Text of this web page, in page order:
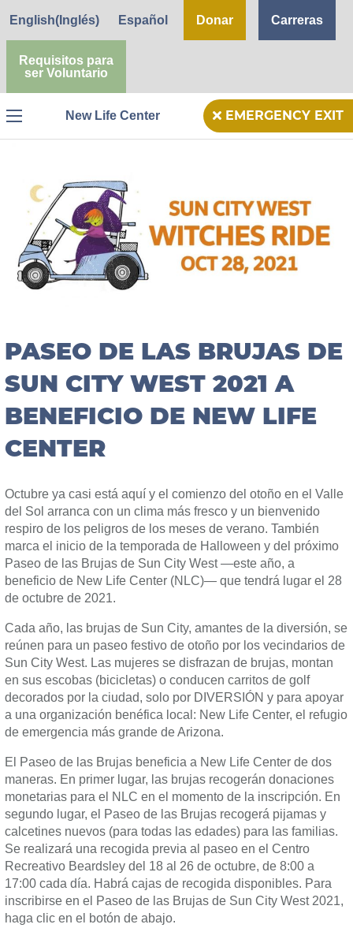
English( Inglés) Español Donar Carreras
Requisitos para
ser Voluntario
Menu New Life Center EMERGENCY EXIT
PASEO DE LAS BRUJAS DE
SUN CITY WEST 2021 A
BENEFICIO DE NEW LIFE
CENTER
Octubre ya casi está aquí y el comienzo del otoño en el Valle
del Sol arranca con un clima más fresco y un bienvenido
respiro de los peligros de los meses de verano. También
marca el inicio de la temporada de Halloween y del próximo
Paseo de las Brujas de Sun City West —este año, a
beneficio de New Life Center (NLC)— que tendrá lugar el 28
de octubre de 2021.
Cada año, las brujas de Sun City, amantes de la diversión, se
reúnen para un paseo festivo de otoño por los vecindarios de
Sun City West. Las mujeres se disfrazan de brujas, montan
en sus escobas (bicicletas) o conducen carritos de golf
decorados por la ciudad, solo por DIVERSIÓN y para apoyar
a una organización benéfica local: New Life Center, el refugio
de emergencia más grande de Arizona.
El Paseo de las Brujas beneficia a New Life Center de dos
maneras. En primer lugar, las brujas recogerán donaciones
monetarias para el NLC en el momento de la inscripción. En
segundo lugar, el Paseo de las Brujas recogerá pijamas y
calcetines nuevos (para todas las edades) para las familias.
Se realizará una recogida previa al paseo en el Centro
Recreativo Beardsley del 18 al 26 de octubre, de 8:00 a
17:00 cada día. Habrá cajas de recogida disponibles. Para
inscribirse en el Paseo de las Brujas de Sun City West 2021,
haga clic en el botón de abajo.